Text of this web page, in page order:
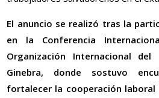
El anuncio se realizó tras la
en la Conferencia
Organización Internacional del
Ginebra, donde sostuvo
fortalecer la cooperación